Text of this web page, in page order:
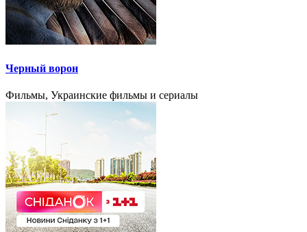
Черный ворон
Фильмы, Украинские фильмы и сериалы